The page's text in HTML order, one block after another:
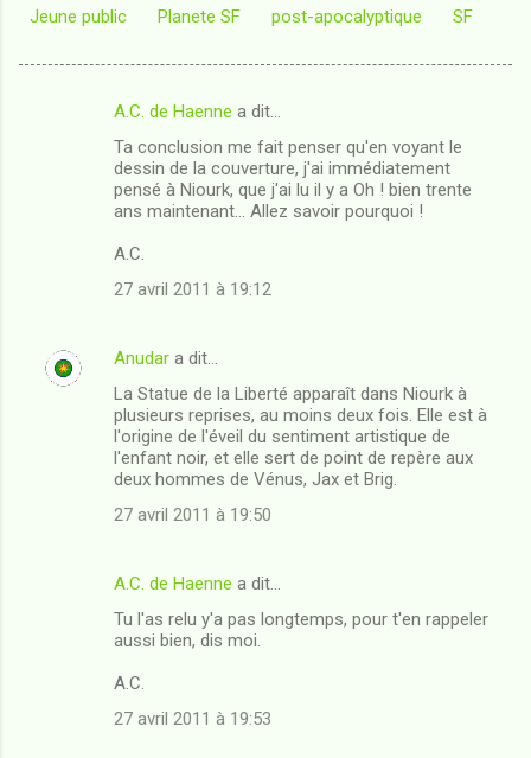
Jeune public Planete SF post-apocalyptique SF
a
A.C. de Haenne a dit…
Ta conclusion me fait penser qu'en voyant le
dessin de la couverture, j'ai immédiatement
pensé à Niourk, que j'ai lu il y a Oh ! bien trente
ans maintenant... Allez savoir pourquoi !
A.C.
27 avril 2011 à 19:12
Anudar a dit…
La Statue de la Liberté apparaît dans Niourk à
plusieurs reprises, au moins deux fois. Elle est à
l'origine de l'éveil du sentiment artistique de
l'enfant noir, et elle sert de point de repère aux
deux hommes de Vénus, Jax et Brig.
27 avril 2011 à 19:50
A.C. de Haenne a dit…
Tu l'as relu y'a pas longtemps, pour t'en rappeler
aussi bien, dis moi.
A.C.
27 avril 2011 à 19:53